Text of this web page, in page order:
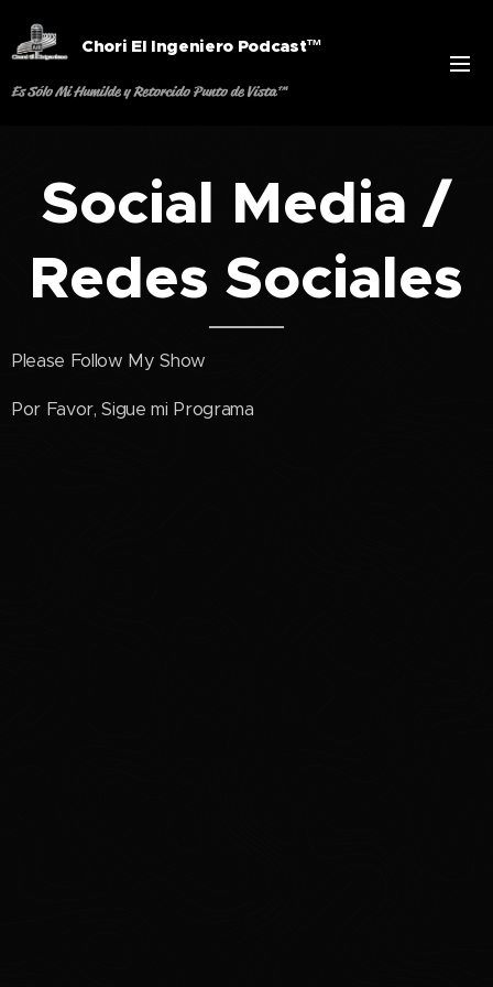
Chori El Ingeniero Podcast™
Es Sólo Mi Humilde y Retorcido Punto de Vista™
Social Media /
Redes Sociales
Please Follow My Show
Por Favor, Sigue mi Programa